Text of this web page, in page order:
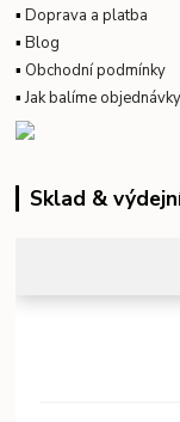
▪Doprava a platba
▪Blog
▪ Obchodní podmínky
▪Jak balíme objednávky
Sklad &